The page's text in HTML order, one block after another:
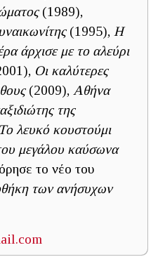
(1989),
(1995), Η
άρχισε με το αλεύρι
Οι καλύτερες
(2009), Αθήνα
της
Το λευκό κουστούμι
μεγάλου καύσωνα
το νέο του
των ανήσυχων